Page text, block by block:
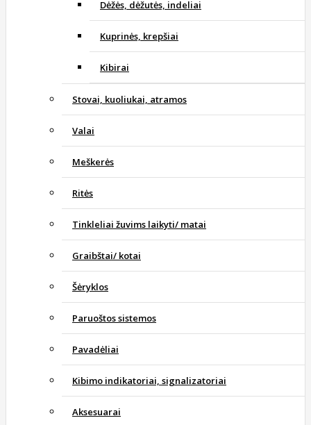
Dėžės, dėžutės, indeliai
Kuprinės, krepšiai
Kibirai
Stovai, kuoliukai, atramos
Valai
Meškerės
Ritės
Tinkleliai žuvims laikyti/ matai
Graibštai/ kotai
Šėryklos
Paruoštos sistemos
Pavadėliai
Kibimo indikatoriai, signalizatoriai
Aksesuarai